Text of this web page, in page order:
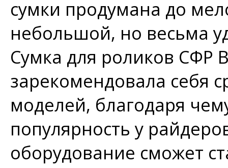
сумки продумана до
небольшой, но весьма
Сумка для роликов СФР
зарекомендовала себя
моделей, благодаря
популярность у
оборудование сможет